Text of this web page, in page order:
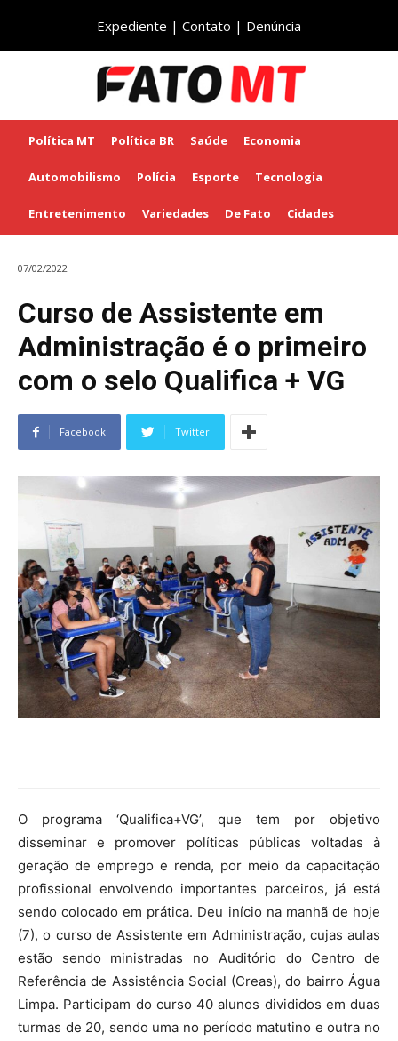
Expediente | Contato | Denúncia
Política MT Política BR Saúde Economia
Automobilismo Polícia Esporte Tecnologia
Entretenimento Variedades De Fato Cidades
07/02/2022
Curso de Assistente em
Administração é o primeiro
com o selo Qualifica + VG
Facebook Twitter
O programa ‘Qualifica+VG’, que tem por objetivo
disseminar e promover políticas públicas voltadas à
geração de emprego e renda, por meio da capacitação
profissional envolvendo importantes parceiros, já está
sendo colocado em prática. Deu início na manhã de hoje
(7), o curso de Assistente em Administração, cujas aulas
estão sendo ministradas no Auditório do Centro de
Referência de Assistência Social (Creas), do bairro Água
Limpa. Participam do curso 40 alunos divididos em duas
turmas de 20, sendo uma no período matutino e outra no